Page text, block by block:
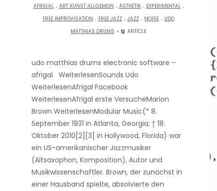
AFRIGAL. ART KUNST ALLGEMEIN . ÄSTHETIK. EXPERIMENTAL.
FREE IMPROVISATION . FREE JAZZ . JAZZ . NOISE . UDO
MATTHIAS DRUMS
ARTICLE
udo matthias drums electronic software –
afrigal WeiterlesenSounds Udo
WeiterlesenAfrigal Facebook
WeiterlesenAfrigal erste VersucheMarion
Brown WeiterlesenModular Music(* 8.
September 1931 in Atlanta, Georgia; † 18.
Oktober 2010[2][3] in Hollywood, Florida) war
ein US-amerikanischer Jazzmusiker
(Altsaxophon, Komposition), Autor und
Musikwissenschaftler. Brown, der zunächst in
einer Hausband spielte, absolvierte den